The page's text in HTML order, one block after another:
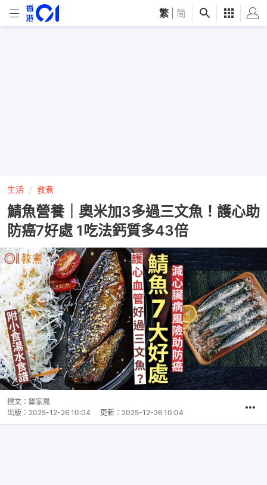
繁 简
生活 教煮
鯖魚營養｜奧米加3多過三文魚！護心助
防癌7好處 1吃法鈣質多43倍
撰文： 鄒家鳳
出版： 2025-12-26 10:04 更新： 2025-12-26 10:04